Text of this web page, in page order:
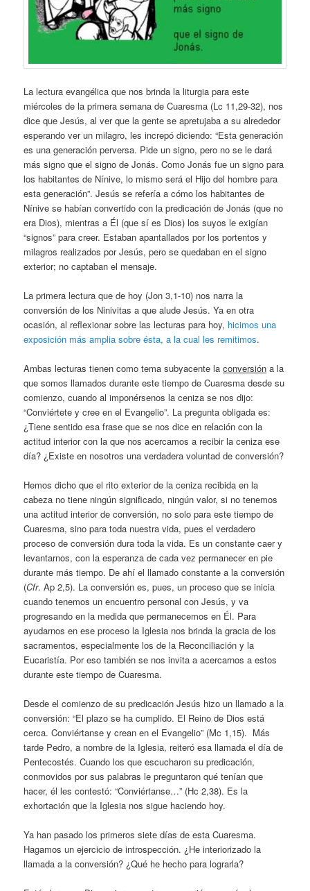
La lectura evangélica que nos brinda la liturgia para este
miércoles de la primera semana de Cuaresma (Lc 11,29-32), nos
dice que Jesús, al ver que la gente se apretujaba a su alrededor
esperando ver un milagro, les increpó diciendo: “Esta generación
es una generación perversa. Pide un signo, pero no se le dará
más signo que el signo de Jonás. Como Jonás fue un signo para
los habitantes de Nínive, lo mismo será el Hijo del hombre para
esta generación”. Jesús se refería a cómo los habitantes de
Nínive se habían convertido con la predicación de Jonás (que no
era Dios), mientras a Él (que sí es Dios) los suyos le exigían
“signos” para creer. Estaban apantallados por los portentos y
milagros realizados por Jesús, pero se quedaban en el signo
exterior; no captaban el mensaje.
La primera lectura que de hoy (Jon 3,1-10) nos narra la
conversión de los Ninivitas a que alude Jesús. Ya en otra
ocasión, al reflexionar sobre las lecturas para hoy, hicimos una
exposición más amplia sobre ésta, a la cual les remitimos.
Ambas lecturas tienen como tema subyacente laconversión a la
que somos llamados durante este tiempo de Cuaresma desde su
comienzo, cuando al imponérsenos la ceniza se nos dijo:
“Conviértete y cree en el Evangelio”. La pregunta obligada es:
¿Tiene sentido esa frase que se nos dice en relación con la
actitud interior con la que nos acercamos a recibir la ceniza ese
día? ¿Existe en nosotros una verdadera voluntad de conversión?
Hemos dicho que el rito exterior de la ceniza recibida en la
cabeza no tiene ningún significado, ningún valor, si no tenemos
una actitud interior de conversión, no solo para este tiempo de
Cuaresma, sino para toda nuestra vida, pues el verdadero
proceso de conversión dura toda la vida. Es un constante caer y
levantarnos, con la esperanza de cada vez permanecer en pie
durante más tiempo. De ahí el llamado constante a la conversión
(Cfr. Ap 2,5). La conversión es, pues, un proceso que se inicia
cuando tenemos un encuentro personal con Jesús, y va
progresando en la medida que permanecemos en Él. Para
ayudarnos en ese proceso la Iglesia nos brinda la gracia de los
sacramentos, especialmente los de la Reconciliación y la
Eucaristía. Por eso también se nos invita a acercarnos a estos
durante este tiempo de Cuaresma.
Desde el comienzo de su predicación Jesús hizo un llamado a la
conversión: “El plazo se ha cumplido. El Reino de Dios está
cerca. Conviértanse y crean en el Evangelio” (Mc 1,15). Más
tarde Pedro, a nombre de la Iglesia, reiteró esa llamada el día de
Pentecostés. Cuando los que escucharon su predicación,
conmovidos por sus palabras le preguntaron qué tenían que
hacer, él les contestó: “Conviértanse…” (Hc 2,38). Es la
exhortación que la Iglesia nos sigue haciendo hoy.
Ya han pasado los primeros siete días de esta Cuaresma.
Hagamos un ejercicio de introspección. ¿He interiorizado la
llamada a la conversión? ¿Qué he hecho para lograrla?